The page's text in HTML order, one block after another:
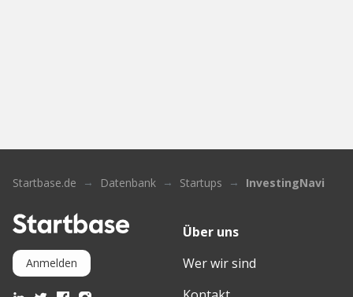
Startbase.de Datenbank Startups InvestingNavi
Anmelden
Über uns
Wer wir sind